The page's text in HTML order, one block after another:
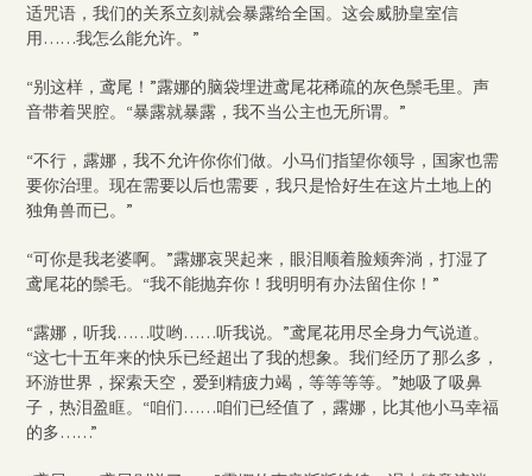
适咒语，我们的关系立刻就会暴露给全国。这会威胁皇室信
用……我怎么能允许。”
“别这样，鸢尾！”露娜的脑袋埋进鸢尾花稀疏的灰色鬃毛里。声
音带着哭腔。“暴露就暴露，我不当公主也无所谓。”
“不行，露娜，我不允许你你们做。小马们指望你领导，国家也需
要你治理。现在需要以后也需要，我只是恰好生在这片土地上的
独角兽而已。”
“可你是我老婆啊。”露娜哀哭起来，眼泪顺着脸颊奔淌，打湿了
鸢尾花的鬃毛。“我不能抛弃你！我明明有办法留住你！”
“露娜，听我……哎哟……听我说。”鸢尾花用尽全身力气说道。
“这七十五年来的快乐已经超出了我的想象。我们经历了那么多，
环游世界，探索天空，爱到精疲力竭，等等等等。”她吸了吸鼻
子，热泪盈眶。“咱们……咱们已经值了，露娜，比其他小马幸福
的多……”